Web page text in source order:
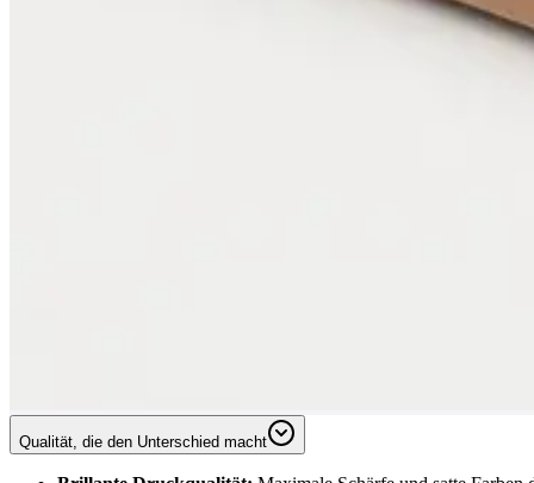
Qualität, die den Unterschied macht